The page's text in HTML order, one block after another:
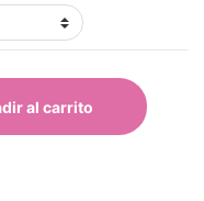
Chocolate Brown)
al carrito